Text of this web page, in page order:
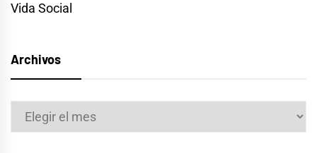
Vida Social
Archivos
Archivos